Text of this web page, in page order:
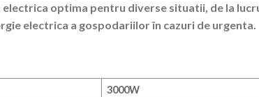
optima pentru diverse situatii, de la
electrica a gospodariilor în cazuri de urgenta.
3000W